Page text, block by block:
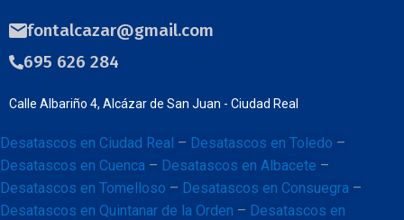
fontalcazar@gmail.com
695 626 284
Calle Albariño 4, Alcázar de San Juan - Ciudad Real
Desatascos en Ciudad Real – Desatascos en Toledo –
Desatascos en Cuenca – Desatascos en Albacete –
Desatascos en Tomelloso – Desatascos en Consuegra –
Desatascos en Quintanar de la Orden – Desatascos en